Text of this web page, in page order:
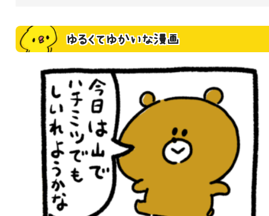
ゆるくてゆかいな漫画